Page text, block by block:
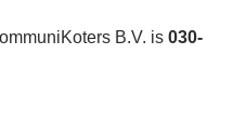
B.V. is 030-